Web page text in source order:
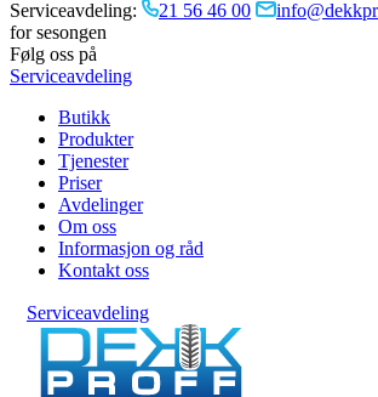
Serviceavdeling: 21 56 46 00
for sesongen
Følg oss på
Serviceavdeling
Butikk
Produkter
Tjenester
Priser
Avdelinger
Om oss
Informasjon og råd
Kontakt oss
Serviceavdeling